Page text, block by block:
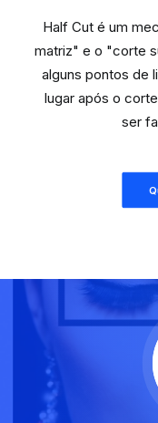
Half Cut é um
matriz" e o "corte
alguns pontos de
lugar após o
ser